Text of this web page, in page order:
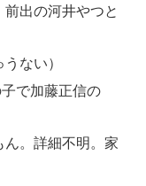
出の河井やつと
ない）
で加藤正信の
。詳細不明。家